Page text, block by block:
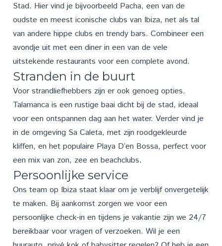
Stad. Hier vind je bijvoorbeeld Pacha, een van de
oudste en meest iconische clubs van Ibiza, net als tal
van andere hippe clubs en trendy bars. Combineer een
avondje uit met een diner in een van de vele
uitstekende restaurants voor een complete avond.
Stranden in de buurt
Voor strandliefhebbers zijn er ook genoeg opties.
Talamanca is een rustige baai dicht bij de stad, ideaal
voor een ontspannen dag aan het water. Verder vind je
in de omgeving Sa Caleta, met zijn roodgekleurde
kliffen, en het populaire Playa D’en Bossa, perfect voor
een mix van zon, zee en beachclubs.
Persoonlijke service
Ons team op Ibiza staat klaar om je verblijf onvergetelijk
te maken. Bij aankomst zorgen we voor een
persoonlijke check-in en tijdens je vakantie zijn we 24/7
bereikbaar voor vragen of verzoeken. Wil je een